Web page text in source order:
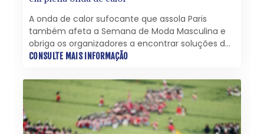
A onda de calor sufocante que assola Paris
também afeta a Semana de Moda Masculina e
obriga os organizadores a encontrar soluções de
última hora, como antecipar desfiles ou distribuir
CONSULTE MAIS INFORMAÇÃO